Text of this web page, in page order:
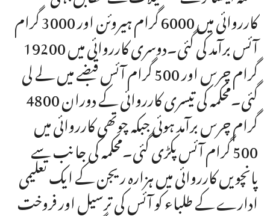
کارروائی میں 6000 گرام ہیروئن اور 3000 گرام
آئس برآمد کی گئی۔دوسری کارروائی میں 19200
گرام چرس اور 500 گرام آئس قبضے میں لے لی
گئی۔محکمہ کی تیسری کارروائی کے دوران 4800
گرام چرس برآمد ہوئی جبکہ چوتھی کارروائی میں
500 گرام آئس پکڑی گئی۔محکمہ کی جانب سے
پانچویں کارروائی میں ہزارہ ریجن کے ایک تعلیمی
ادارے کے طلباء کو آئس کی ترسیل اور فروخت